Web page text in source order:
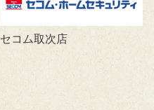
セコム取次店